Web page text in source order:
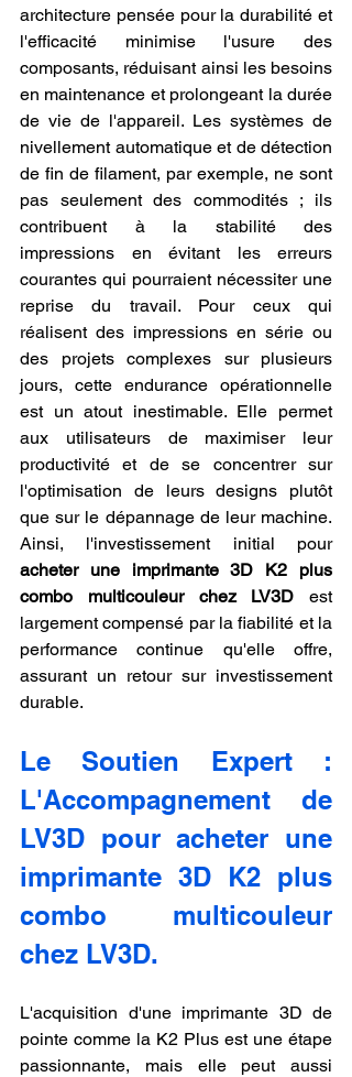
architecture pensée pour la durabilité et
l'efficacité minimise l'usure des
composants, réduisant ainsi les besoins
en maintenance et prolongeant la durée
de vie de l'appareil. Les systèmes de
nivellement automatique et de détection
de fin de filament, par exemple, ne sont
pas seulement des commodités ; ils
contribuent à la stabilité des
impressions en évitant les erreurs
courantes qui pourraient nécessiter une
reprise du travail. Pour ceux qui
réalisent des impressions en série ou
des projets complexes sur plusieurs
jours, cette endurance opérationnelle
est un atout inestimable. Elle permet
aux utilisateurs de maximiser leur
productivité et de se concentrer sur
l'optimisation de leurs designs plutôt
que sur le dépannage de leur machine.
Ainsi, l'investissement initial pour
acheter une imprimante 3D K2 plus
combo multicouleur chez LV3D est
largement compensé par la fiabilité et la
performance continue qu'elle offre,
assurant un retour sur investissement
durable.
Le Soutien Expert :
L'Accompagnement de
LV3D pour acheter une
imprimante 3D K2 plus
combo multicouleur
chez LV3D.
L'acquisition d'une imprimante 3D de
pointe comme la K2 Plus est une étape
passionnante, mais elle peut aussi